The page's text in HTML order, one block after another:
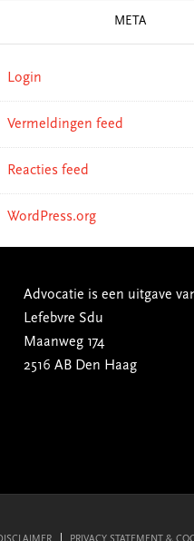
META
Login
Vermeldingen feed
Reacties feed
WordPress.org
Advocatie is een uitgave
Lefebvre Sdu
Maanweg 174
2516 AB Den Haag